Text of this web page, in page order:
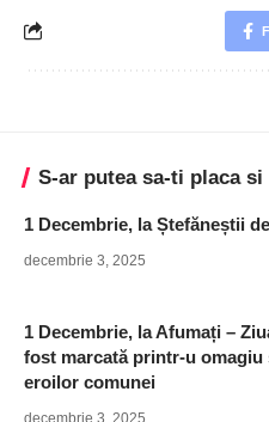
S-ar putea sa-ti placa si
1 Decembrie, la Ștefăneștii
decembrie 3, 2025
1 Decembrie, la Afumați –
fost marcată printr-u omagiu
eroilor comunei
decembrie 3, 2025